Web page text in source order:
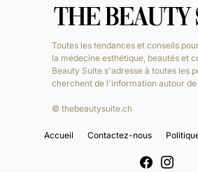
Toutes les tendances et conseils
la médecine esthétique, beautés et
Beauty Suite s'adresse à toutes les
cherchent de l'information autour de
© thebeautysuite.ch
Accueil Contactez-nous